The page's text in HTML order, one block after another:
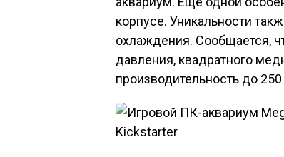
корпусе. Уникальности
охлаждения. Сообщается,
давления, квадратного
производительность до 250